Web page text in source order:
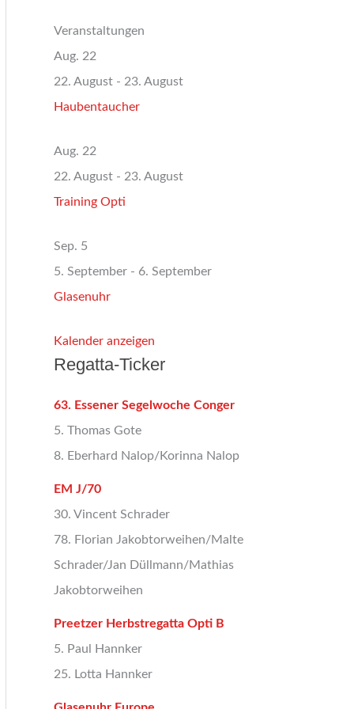
Veranstaltungen
Aug. 22
22. August - 23. August
Haubentaucher
Aug. 22
22. August - 23. August
Training Opti
Sep. 5
5. September - 6. September
Glasenuhr
Kalender anzeigen
Regatta-Ticker
63. Essener Segelwoche Conger
5. Thomas Gote
8. Eberhard Nalop/Korinna Nalop
EM J/70
30. Vincent Schrader
78. Florian Jakobtorweihen/Malte
Schrader/Jan Düllmann/Mathias
Jakobtorweihen
Preetzer Herbstregatta Opti B
5. Paul Hannker
25. Lotta Hannker